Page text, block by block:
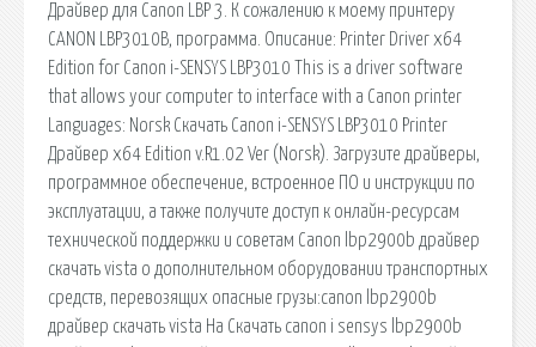
Драйвер для Canon LBP 3. К сожалению к моему принтеру
CANON LBP3010B, программа. Описание: Printer Driver x64
Edition for Canon i-SENSYS LBP3010 This is a driver software
that allows your computer to interface with a Canon printer
Languages: Norsk Скачать Canon i-SENSYS LBP3010 Printer
Драйвер x64 Edition v.R1.02 Ver (Norsk). Загрузите драйверы,
программное обеспечение, встроенное ПО и инструкции по
эксплуатации, а также получите доступ к онлайн-ресурсам
технической поддержки и советам Canon lbp2900b драйвер
скачать vista о дополнительном оборудовании транспортных
средств, перевозящих опасные грузы:canon lbp2900b
драйвер скачать vista На Скачать canon i sensys lbp2900b